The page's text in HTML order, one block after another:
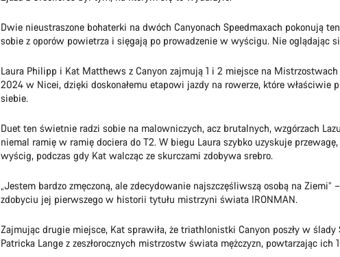
Dwie nieustraszone bohaterki na dwóch Canyonach Speedmaxach pokonują
sobie z oporów powietrza i sięgają po prowadzenie w wyścigu. Nie oglądając
Laura Philipp i Kat Matthews z Canyon zajmują 1 i 2 miejsce na
2024 w Nicei, dzięki doskonałemu etapowi jazdy na rowerze, które właściwie
siebie.
Duet ten świetnie radzi sobie na malowniczych, acz brutalnych, wzgórzach
niemal ramię w ramię dociera do T2. W biegu Laura szybko uzyskuje
wyścig, podczas gdy Kat walcząc ze skurczami zdobywa srebro.
„Jestem bardzo zmęczoną, ale zdecydowanie najszczęśliwszą osobą na Ziemi”
zdobyciu jej pierwszego w historii tytułu mistrzyni świata IRONMAN.
Zajmując drugie miejsce, Kat sprawiła, że triathlonistki Canyon poszły w ślady
Patricka Lange z zeszłorocznych mistrzostw świata mężczyzn, powtarzając ich